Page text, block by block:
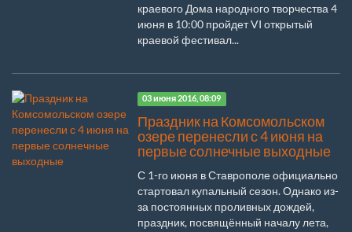
краевого Дома народного творчества 4
июня в 10:00 пройдет VI открытый
краевой фестивал...
03 июня 2016, 08:09
Праздник на Комсомольском
озере перенесли с 4 июня на
первые солнечные выходные
С 1-го июня в Ставрополе официально
стартовал купальный сезон. Однако из-
за постоянных проливных дождей,
праздник, посвящённый началу лета,